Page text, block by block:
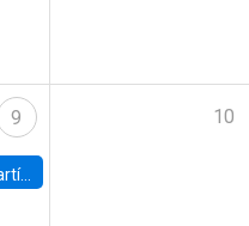
9
UC
10